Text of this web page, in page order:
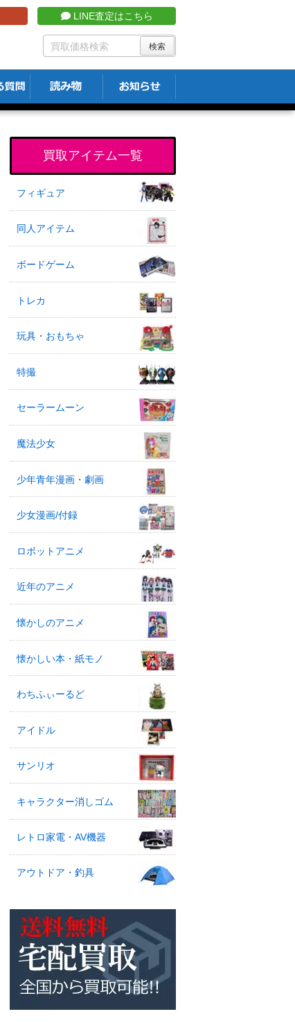
LINE査定はこちら
買取アイテム一覧
フィギュア
同人アイテム
ボードゲーム
トレカ
玩具・おもちゃ
特撮
セーラームーン
魔法少女
少年青年漫画・劇画
少女漫画/付録
ロボットアニメ
近年のアニメ
懐かしのアニメ
懐かしい本・紙モノ
わちふぃーるど
アイドル
サンリオ
キャラクター消しゴム
レトロ家電・AV機器
アウトドア・釣具